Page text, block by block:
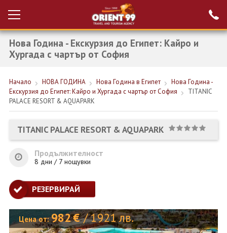
Вход за агенти
Проверка на
НОВА ГОДИНА ТУРЦИЯ
НОВА ГОДИНА
ПОЧИВКИ
КРУИЗИ
ЕКСКУРЗИИ
ОЩЕ
Нова Година - Екскурзия до Египет: Кайро и
Хургада с чартър от София
Начало НОВА ГОДИНА Нова Година в Египет
Нова Година -
Екскурзия до Египет: Кайро и Хургада с чартър от София
TITANIC
PALACE RESORT & AQUAPARK
TITANIC PALACE RESORT & AQUAPARK
Продължителност
8 дни / 7 нощувки
РЕЗЕРВИРАЙ
Цена от:982€ / 1921лв.